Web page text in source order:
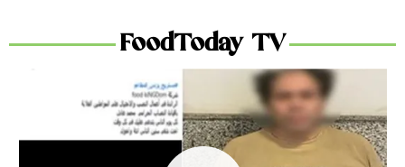
FoodToday TV